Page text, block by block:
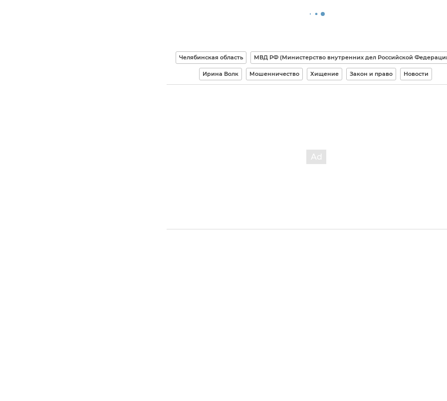
Челябинская область МВД РФ (Министерство внутренних дел Российской
Ирина Волк Мошенничество Хищение Закон и право Новости